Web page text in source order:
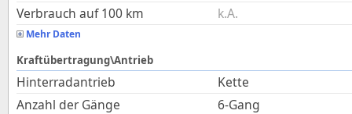
Verbrauch auf 100 km
k.A.
Mehr Daten
Kraftübertragung\Antrieb
Hinterradantrieb
Kette
Anzahl der Gänge
6-Gang